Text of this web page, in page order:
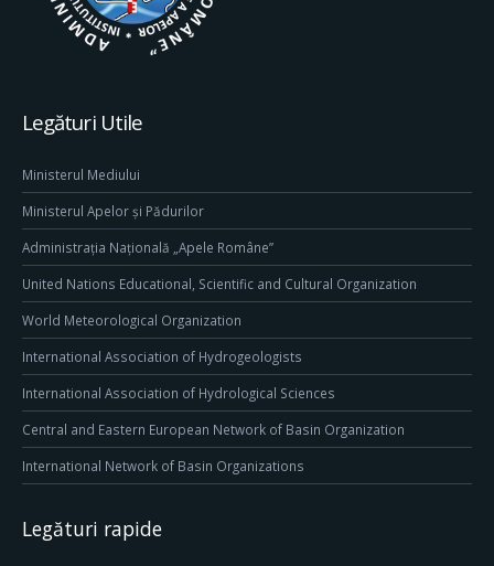
Legături Utile
Ministerul Mediului
Ministerul Apelor și Pădurilor
Administrația Națională „Apele Române”
United Nations Educational, Scientific and Cultural Organization
World Meteorological Organization
International Association of Hydrogeologists
International Association of Hydrological Sciences
Central and Eastern European Network of Basin Organization
International Network of Basin Organizations
Legături rapide